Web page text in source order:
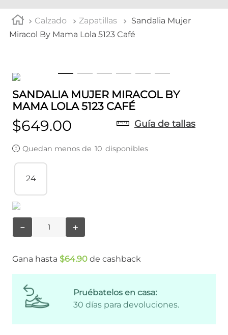
Calzado Zapatillas
Sandalia Mujer
Miracol By Mama Lola 5123 Café
SANDALIA MUJER MIRACOL BY
MAMA LOLA 5123 CAFÉ
$649.00 Guía de tallas
Quedan menos de 10 disponibles
24
＋
－
Gana hasta $64.90 de cashback
Pruébatelos en casa:
30 días para devoluciones.
5. tenis